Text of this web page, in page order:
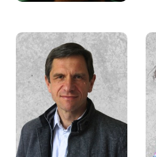
Łukasz Pisarski